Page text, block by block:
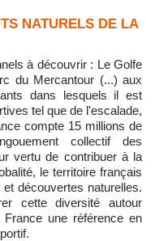
NATURELS DE LA
du Mercantour (...) aux
dans lesquels il est
tel que de l'escalade,
compte 15 millions de
collectif des
vertu de contribuer à la
le territoire français
découvertes naturelles.
cette diversité autour
une référence en